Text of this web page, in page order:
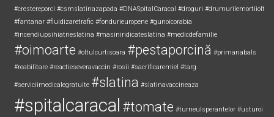
#crestereporci #csmslatinazapada #DNASpitalCaracal #droguri #drumurilemortiiolt
#fantanar #fluidizaretrafic #fondurieuropene #gunoicorabia
#incendiupsihiatrieslatina #masiniridicateslatina #medicdefamilie
#oimoarte #oltulcurtisoara #pestaporcină #primariabals
#reabilitare #reactieseveravaccin #rosii #sacrificaremiel #targ
#serviciimedicalegratuite #slatina #slatinavaccineaza
#spitalcaracal #tomate #turneulsperantelor #usturoi